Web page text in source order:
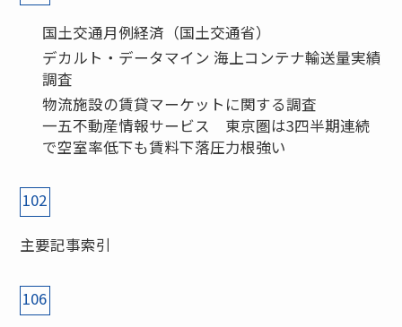
国土交通月例経済（国土交通省）
デカルト・データマイン 海上コンテナ輸送量実績
調査
物流施設の賃貸マーケットに関する調査
一五不動産情報サービス 東京圏は3四半期連続
で空室率低下も賃料下落圧力根強い
102
主要記事索引
106